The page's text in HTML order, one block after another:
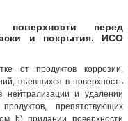
перед
и покрытия. ИСО
от продуктов коррозии,
въевшихся в поверхность
и удалении
препятствующих
b) придании поверхности